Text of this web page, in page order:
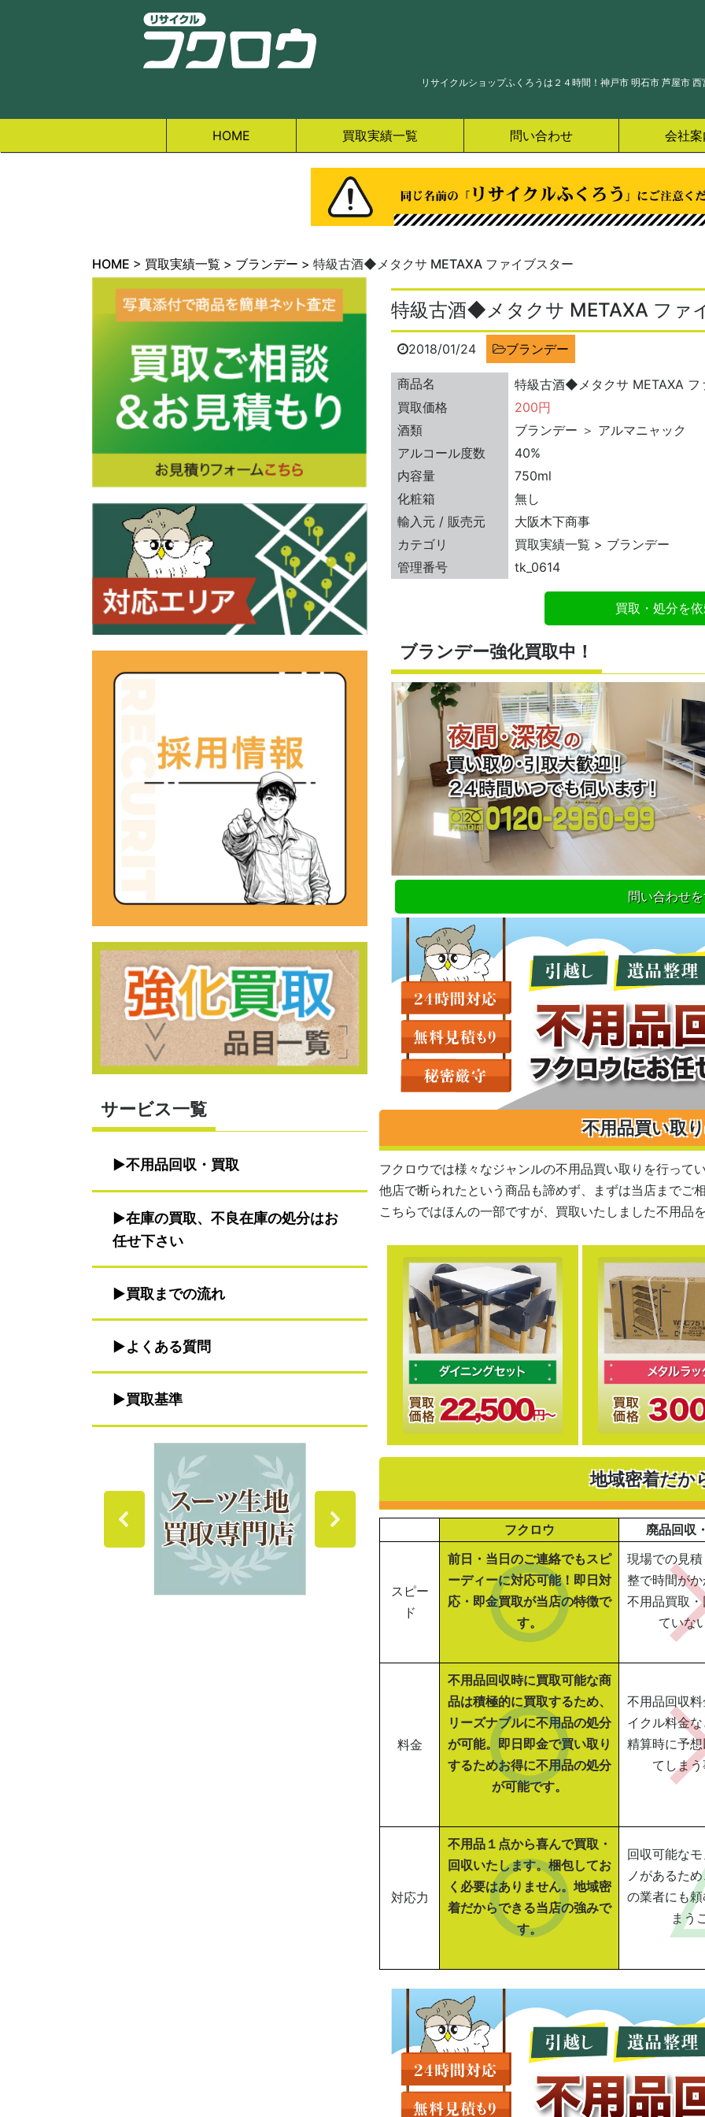
リサイクルショップふくろうは２４時間！神戸市 明石市 芦屋市
HOME 買取実績一覧 問い合わせ 会社
HOME > 買取実績一覧 > ブランデー > 特級古酒◆メタクサ METAXA ファイブスター
サービス一覧
不用品回収・買取
在庫の買取、不良在庫の処分はお
任せ下さい
買取までの流れ
よくある質問
買取基準
特級古酒◆メタクサ METAXA ファ
2018/01/24 ブランデー
商品名
特級古酒◆メタクサ METAXA フ
買取価格
200円
酒類
ブランデー ＞ アルマニャック
アルコール度数
40%
内容量
750ml
化粧箱
無し
輸入元 / 販売元
大阪木下商事
カテゴリ
買取実績一覧 > ブランデー
管理番号
tk_0614
買取・処分を
ブランデー強化買取中！
問い合わせ
不用品買い取
フクロウでは様々なジャンルの不用品買い取りを行って
他店で断られたという商品も諦めず、まずは当店までご
こちらではほんの一部ですが、買取いたしました不用品
地域密着だか
フクロウ 廃品回収
スピー
ド
前日・当日のご連絡でもスピ
ーディーに対応可能！即日対
応・即金買取が当店の特徴で
す。
現場での見
整で時間が
不用品買取
ていな
料金
不用品回収時に買取可能な商
品は積極的に買取するため、
リーズナブルに不用品の処分
が可能。即日即金で買い取り
するためお得に不用品の処分
が可能です。
不用品回収
イクル料金
精算時に予
てしま
対応力
不用品１点から喜んで買取・
回収いたします。梱包してお
く必要はありません。地域密
着だからできる当店の強みで
す。
回収可能な
ノがあるた
の業者にも
まう